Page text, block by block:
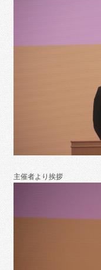
主催者より挨拶